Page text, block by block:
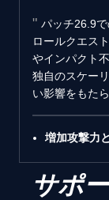
パッチ26.9で
ロールクエス
やインパクト
独自のスケー
い影響をもた
増加攻撃力
サポ